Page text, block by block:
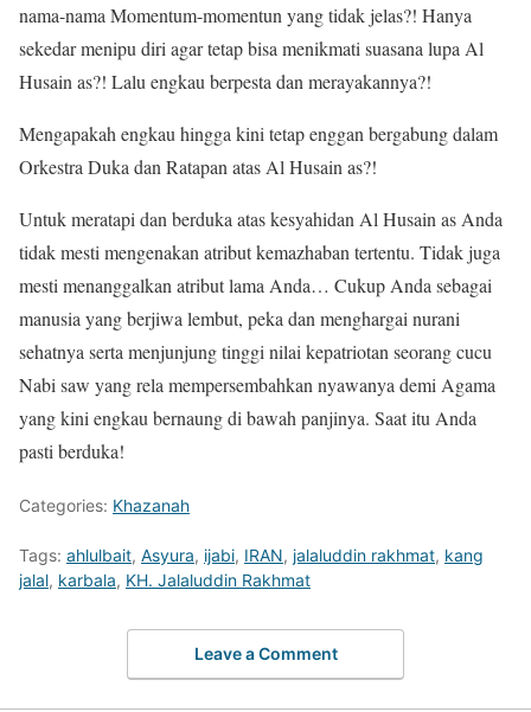
nama-nama Momentum-momentun yang tidak jelas?! Hanya
sekedar menipu diri agar tetap bisa menikmati suasana lupa Al
Husain as?! Lalu engkau berpesta dan merayakannya?!
Mengapakah engkau hingga kini tetap enggan bergabung dalam
Orkestra Duka dan Ratapan atas Al Husain as?!
Untuk meratapi dan berduka atas kesyahidan Al Husain as Anda
tidak mesti mengenakan atribut kemazhaban tertentu. Tidak juga
mesti menanggalkan atribut lama Anda… Cukup Anda sebagai
manusia yang berjiwa lembut, peka dan menghargai nurani
sehatnya serta menjunjung tinggi nilai kepatriotan seorang cucu
Nabi saw yang rela mempersembahkan nyawanya demi Agama
yang kini engkau bernaung di bawah panjinya. Saat itu Anda
pasti berduka!
Categories: Khazanah
Tags: ahlulbait, Asyura, ijabi, IRAN, jalaluddin rakhmat, kang
jalal, karbala, KH. Jalaluddin Rakhmat
Leave a Comment